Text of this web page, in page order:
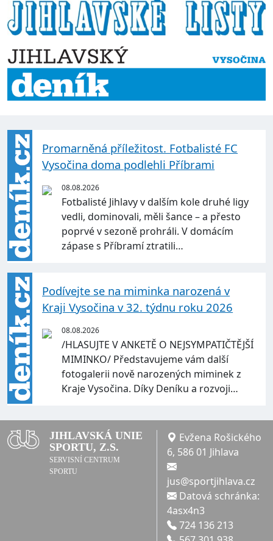
Promarněná příležitost. Fotbalisté FC
Vysočina doma podlehli Příbrami
08.08.2026
Fotbalisté Jihlavy v dalším kole druhé ligy
vedli, dominovali, měli šance – a přesto
poprvé v sezoně prohráli. V domácím
zápase s Příbramí ztratili…
Podívejte se na miminka narozená v
Kraji Vysočina v 32. týdnu roku 2026
08.08.2026
/HLASUJTE V ANKETĚ O NEJSYMPATIČTĚJŠÍ
MIMINKO/ Představujeme vám další
fotogalerii nově narozených miminek z
Kraje Vysočina. Díky Deníku a rozvoji…
JIHLAVSKÁ UNIE
SPORTU, Z.S.
SERVISNÍ CENTRUM
SPORTU
Evžena Rošického
6, 586 01 Jihlava
jus@sportjihlava.cz
Datová schránka:
4asx4n3
724 136 213